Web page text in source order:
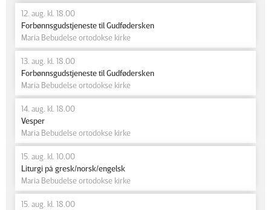
12. aug. kl. 18.00
Forbønnsgudstjeneste til Gudfødersken
Maria Bebudelse ortodokse kirke
13. aug. kl. 18.00
Forbønnsgudstjeneste til Gudfødersken
Maria Bebudelse ortodokse kirke
14. aug. kl. 18.00
Vesper
Maria Bebudelse ortodokse kirke
15. aug. kl. 10.00
Liturgi på gresk/norsk/engelsk
Maria Bebudelse ortodokse kirke
15. aug. kl. 18.00